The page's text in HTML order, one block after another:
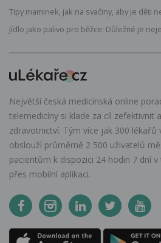
Tipy maminek, jak na svačiny, aby je děti
Jídlo jako palivo pro běžce: Důležité je
Největší česká medicínská online
telemedicíny si klade za cíl zefektivnit
zdravotnictví. Tým více jak 300 lékařů
obslouží průměrně 2 500 uživatelů
pacientům k dispozici 24 hodin 7 dní
přes mobilní aplikaci.